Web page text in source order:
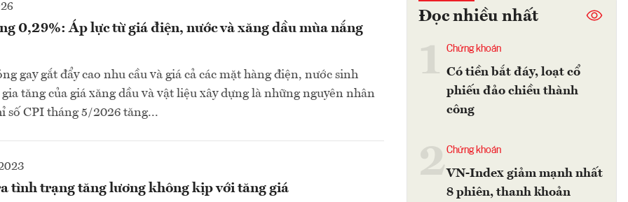
0,29%: Áp lực từ giá điện, nước và xăng dầu mùa nắng
gay gắt đẩy cao nhu cầu và giá cả các mặt hàng điện, nước sinh
tăng của giá xăng dầu và vật liệu xây dựng là những nguyên nhân
số CPI tháng 5/2026 tăng...
tình trạng tăng lương không kịp với tăng giá
Đọc nhiều nhất
Chứng khoán
Có tiền bắt đáy, loạt cổ
phiếu đảo chiều thành
công
2Chứng khoán
VN-Index giảm mạnh nhất
8 phiên, thanh khoản